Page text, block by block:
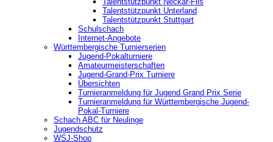
Talentstützpunkt Unterland
Talentstützpunkt Stuttgart
Schulschach
Internet-Angebote
Württembergische Turnierserien
Jugend-Pokalturniere
Amateurmeisterschaften
Jugend-Grand-Prix Turniere
Übersichten
Turnieranmeldung für Jugend Grand Prix Serie
Turnieranmeldung für Württembergische Jugend-
Pokal-Turniere
Schach ABC für Neulinge
Jugendschutz
WSJ-Shop